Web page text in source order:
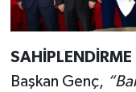
Başkan Genç,